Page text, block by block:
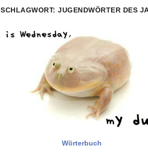
SCHLAGWORT: JUGENDWÖRTER DES
Wörterbuch